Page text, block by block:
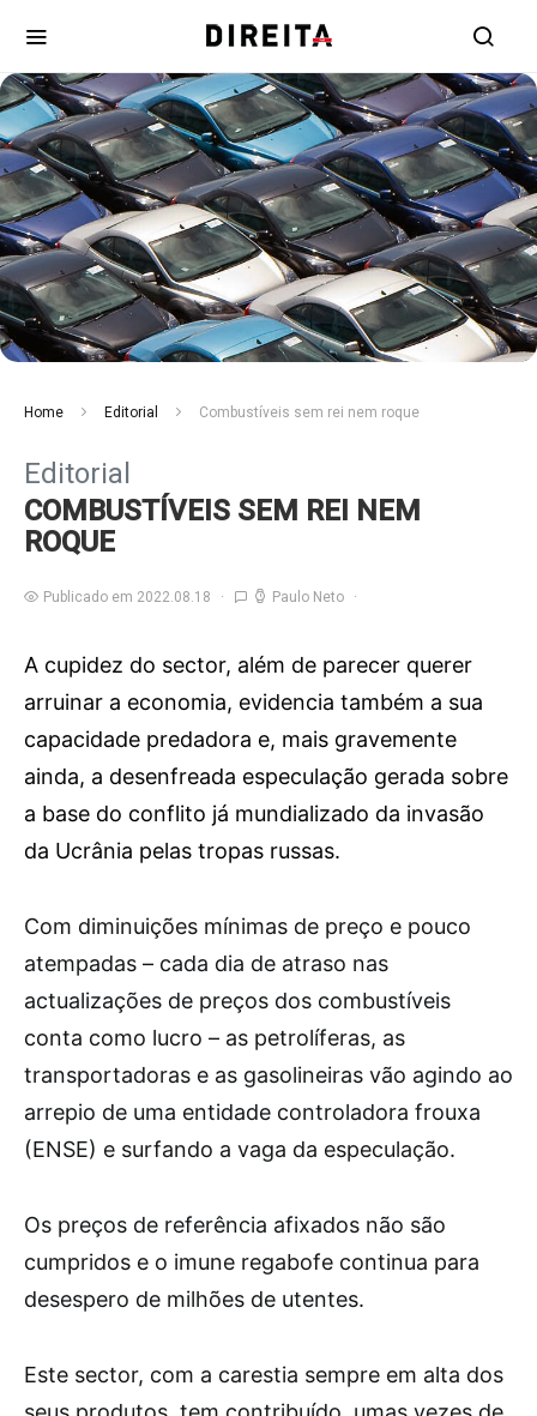
Home Editorial Combustíveis sem rei nem roque
Editorial
COMBUSTÍVEIS SEM REI NEM
ROQUE
Publicado em 2022.08.18 Paulo Neto
A cupidez do sector, além de parecer querer
arruinar a economia, evidencia também a sua
capacidade predadora e, mais gravemente
ainda, a desenfreada especulação gerada sobre
a base do conflito já mundializado da invasão
da Ucrânia pelas tropas russas.
Com diminuições mínimas de preço e pouco
atempadas – cada dia de atraso nas
actualizações de preços dos combustíveis
conta como lucro – as petrolíferas, as
transportadoras e as gasolineiras vão agindo ao
arrepio de uma entidade controladora frouxa
(ENSE) e surfando a vaga da especulação.
Os preços de referência afixados não são
cumpridos e o imune regabofe continua para
desespero de milhões de utentes.
Este sector, com a carestia sempre em alta dos